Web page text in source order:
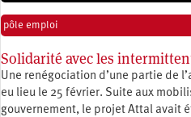
pôle emploi
Solidarité avec les
Une renégociation d’une partie de
eu lieu le 25 février. Suite aux
gouvernement, le projet Attal avait